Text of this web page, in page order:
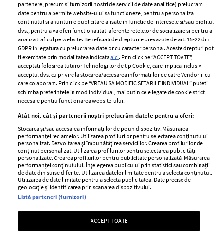
ELLE Style Awards
2024
Despre ELLE
Romania
Contact
Abonamente
Termeni si conditii
Politica de
confidențialitate
Politica de cookies
Publicitate
GSP
Unica
Baby
Retete
femei
Viva
Avantaje
Retete practice
Pariază responsabil! Decizia ONJN nr. 821/25.09.2025.
Jocurile de noroc sunt interzise minorilor.
partenere, precum si furnizorii nostri de servicii de date analitice) prelucram
date pentru a permite website-ului sa functioneze, pentru a personaliza
continutul si anunturile publicitare afisate in functie de interesele si/sau profilul
dvs., pentru a va oferi functionalitati aferente retelelor de socializare si pentru a
analiza traficul pe website. Beneficiati de drepturile prevazute de art. 15-22 din
GDPR in legatura cu prelucrarea datelor cu caracter personal. Aceste drepturi pot
fi exercitate prin modalitatea indicataaici. Prin click pe “ACCEPT TOATE”,
acceptati folosirea tuturor Tehnologiilor de tip Cookie, care implica inclusiv
acceptul dvs. cu privire la stocarea/accesarea informatiilor de catre Vendor-ii cu
care colaboram. Prin click pe “VREAU SA MODIFIC SETARILE INDIVIDUAL” puteti
schimba preferintele in mod individual, mai putin cele legate de cookie strict
necesare pentru functionarea website-ului.
Atât noi, cât și partenerii noștri prelucrăm datele pentru a oferi:
Stocarea și/sau accesarea informațiilor de pe un dispozitiv. Măsurarea
performanței reclamelor. Utilizarea profilurilor pentru selectarea conținutului
personalizat. Dezvoltarea și îmbunătățirea serviciilor. Crearea profilurilor de
conținut personalizat. Utilizarea profilurilor pentru selectarea publicității
personalizate. Crearea profilurilor pentru publicitate personalizată. Măsurarea
performanței conținutului. Înțelegerea publicului prin statistici sau combinații
de date din surse diferite. Utilizarea datelor limitate pentru a selecta conținutul.
Utilizarea de date limitate pentru a selecta publicitatea. Date precise de
geolocație și identificarea prin scanarea dispozitivului.
Listă parteneri (furnizori)
ACCEPT TOATE